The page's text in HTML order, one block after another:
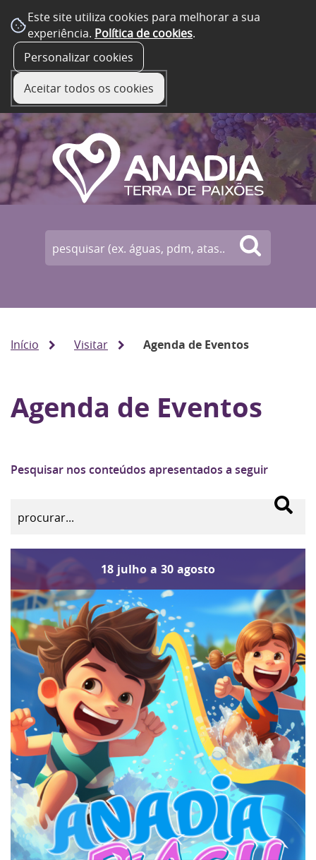
Este site utiliza cookies para melhorar a sua
experiência. Política de cookies.
Personalizar cookies
Aceitar todos os cookies
Início Visitar Agenda de Eventos
Agenda de Eventos
Pesquisar nos conteúdos apresentados a seguir
18 julho a 30 agosto